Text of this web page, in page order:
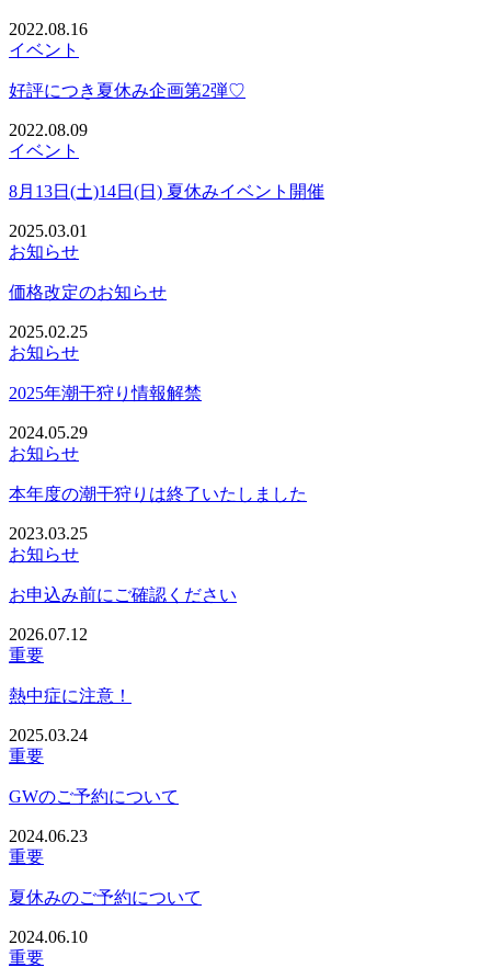
2022.08.16
イベント
好評につき夏休み企画第2弾♡
2022.08.09
イベント
8月13日(土)14日(日) 夏休みイベント開催
2025.03.01
お知らせ
価格改定のお知らせ
2025.02.25
お知らせ
2025年潮干狩り情報解禁
2024.05.29
お知らせ
本年度の潮干狩りは終了いたしました
2023.03.25
お知らせ
お申込み前にご確認ください
2026.07.12
重要
熱中症に注意！
2025.03.24
重要
GWのご予約について
2024.06.23
重要
夏休みのご予約について
2024.06.10
重要